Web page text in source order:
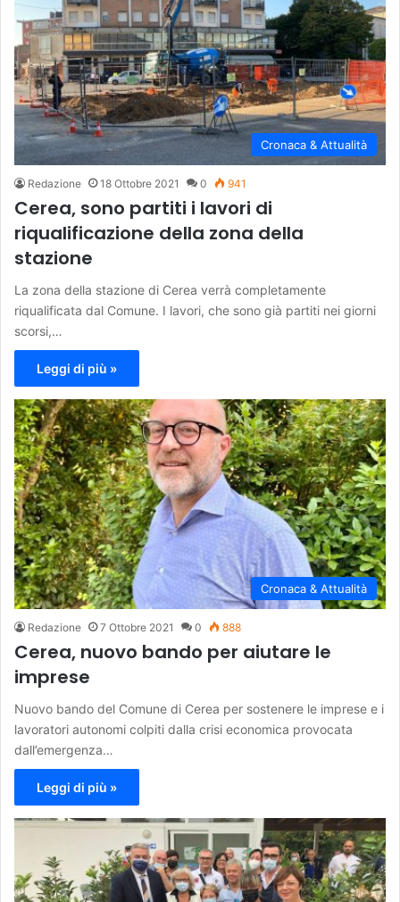
Cronaca & Attualità
Redazione 18 Ottobre 2021 0 941
Cerea, sono partiti i lavori di
riqualificazione della zona della
stazione
La zona della stazione di Cerea verrà completamente
riqualificata dal Comune. I lavori, che sono già partiti nei giorni
scorsi,…
Leggi di più »
Cronaca & Attualità
Redazione 7 Ottobre 2021 0 888
Cerea, nuovo bando per aiutare le
imprese
Nuovo bando del Comune di Cerea per sostenere le imprese e i
lavoratori autonomi colpiti dalla crisi economica provocata
dall’emergenza…
Leggi di più »